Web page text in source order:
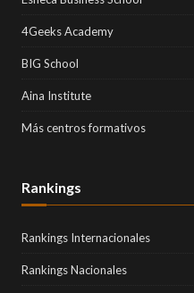
4Geeks Academy
BIG School
Aina Institute
Más centros formativos
Rankings
Rankings Internacionales
Rankings Nacionales